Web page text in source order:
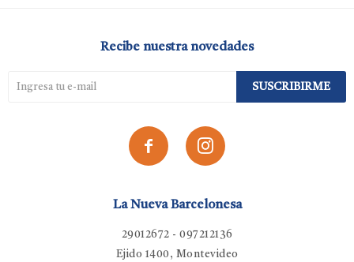
La Nueva Barcelonesa
29012672 - 097212136
Ejido 1400, Montevideo
Recibe nuestra novedades
SUSCRIBIRME
 